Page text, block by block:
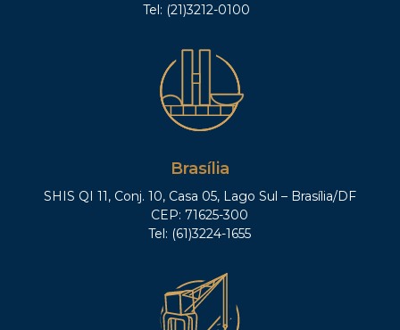
Tel: (21)3212-0100
Brasília
SHIS QI 11, Conj. 10, Casa 05, Lago Sul – Brasília/DF
CEP: 71625-300
Tel: (61)3224-1655